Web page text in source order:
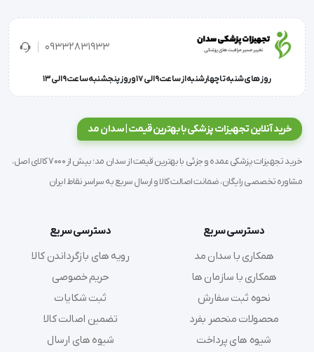
های مراقبت اضطراری می باشد.
دارای رنگ بندی های متنوع مطابق با سلایق مختلف
حالت Oen bell و  Close bell  می باشد.
قرار گیری بر روی پوست
09332831933
روز های شنبه تا چهارشنبه از ساعت 9 الی 17 و روز پنجشنبه ساعت 9 الی 13
خرید آنلاین تجهیزات پزشکی با بهترین قیمت | سدان مد
خرید تجهیزات پزشکی عمده و جزئی با بهترین قیمت از سدان مد؛ بیش از 7000 کالای اصل،
مشاوره تخصصی رایگان، ضمانت اصالت کالا و ارسال سریع به سراسر نقاط ایران
دسترسی سریع
همکاری با سدان مد
همکاری با سازمان ها
نحوه ثبت سفارش
محصولات منحصر بفرد
شیوه های پرداخت
دسترسی سریع
رویه های بازگرداندن کالا
حریم خصوصی
ثبت شکایات
تضمین اصالت کالا
شیوه های ارسال